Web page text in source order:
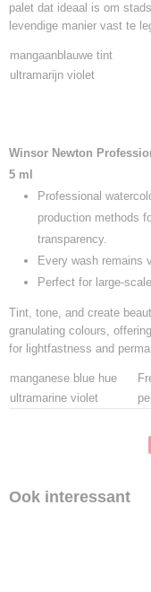
palet dat ideaal is om
levendige manier vast te
mangaanblauwe tint
ultramarijn violet
Winsor Newton
5 ml
Professional
production methods
transparency.
Every wash remains
Perfect for large-
Tint, tone, and create
granulating colours,
for lightfastness and
manganese blue hue
ultramarine violet
Ook interessant